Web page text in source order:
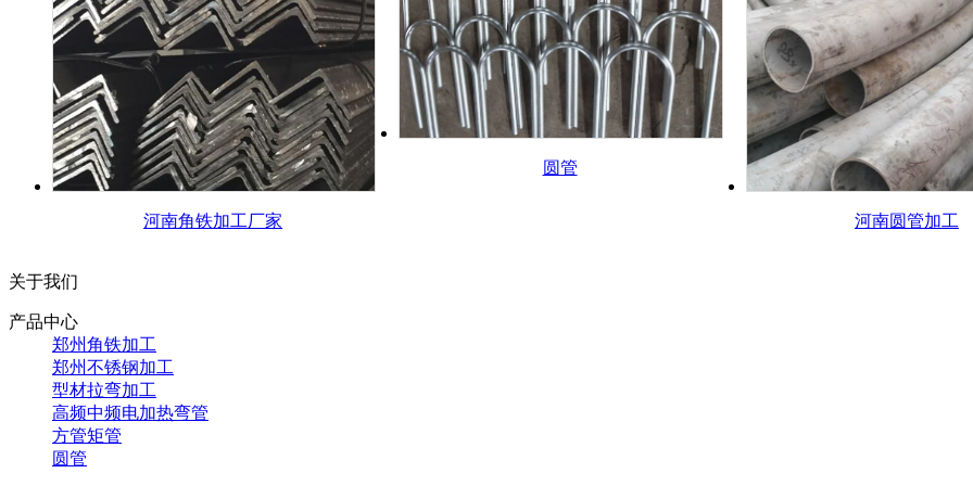
河南角铁加工厂家
圆管
河南圆管加工
关于我们
产品中心
郑州角铁加工
郑州不锈钢加工
型材拉弯加工
高频中频电加热弯管
方管矩管
圆管